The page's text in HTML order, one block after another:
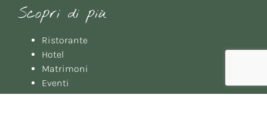
Scopri di più
Ristorante
Hotel
Matrimoni
Eventi
Meeting